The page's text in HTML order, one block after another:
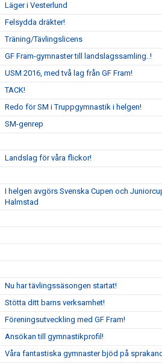
Läger i Vesterlund
Felsydda dräkter!
Träning/Tävlingslicens
GF Fram-gymnaster till landslagssamling..!
USM 2016, med två lag från GF Fram!
TACK!
Redo för SM i Truppgymnastik i helgen!
SM-genrep
Landslag för våra flickor!
I helgen avgörs Svenska Cupen och
Halmstad
Nu har tävlingssäsongen startat!
Stötta ditt barns verksamhet!
Föreningsutveckling med GF Fram!
Ansökan till gymnastikprofil!
Våra fantastiska gymnaster bjöd på